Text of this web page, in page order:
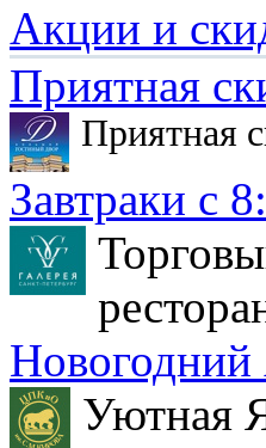
Акции и
Приятная
Приятная
Завтраки с
Новогодний
Уютная